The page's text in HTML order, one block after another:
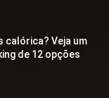
calórica? Veja um
de 12 opções